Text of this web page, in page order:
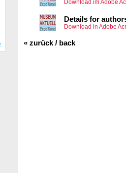
Download im Adobe
Details for
Download in Adobe
« zurück / back